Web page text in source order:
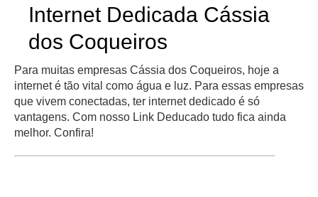
Internet Dedicada Cássia
dos Coqueiros
Para muitas empresas Cássia dos Coqueiros, hoje a
internet é tão vital como água e luz. Para essas empresas
que vivem conectadas, ter internet dedicado é só
vantagens. Com nosso Link Deducado tudo fica ainda
melhor. Confira!